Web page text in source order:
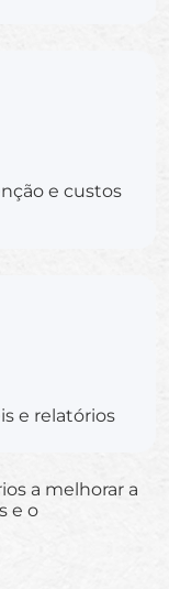
e custos
e relatórios
a melhorar a
e o